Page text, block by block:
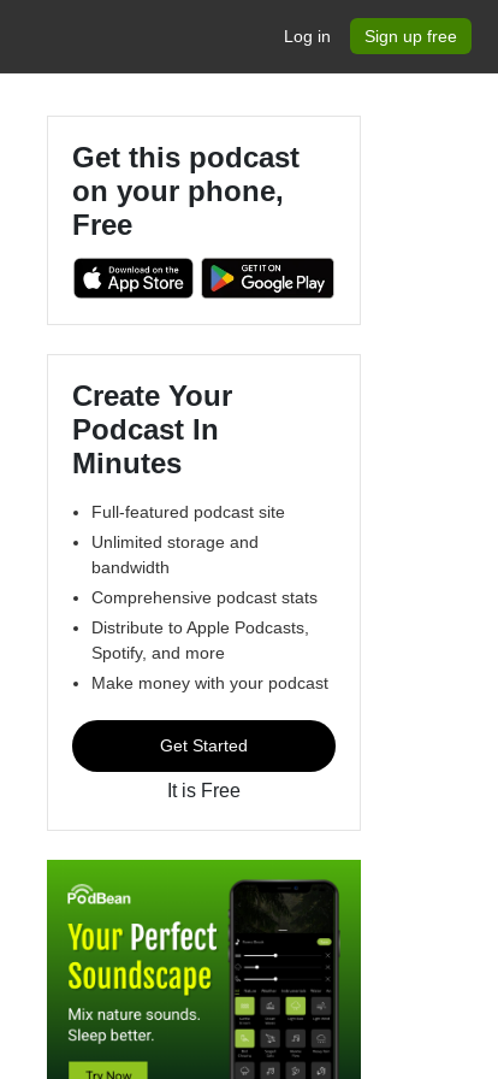
Log in Sign up free
Get this podcast
on your phone,
Free
Create Your
Podcast In
Minutes
Full-featured podcast site
Unlimited storage and
bandwidth
Comprehensive podcast stats
Distribute to Apple Podcasts,
Spotify, and more
Make money with your podcast
Get Started
It is Free